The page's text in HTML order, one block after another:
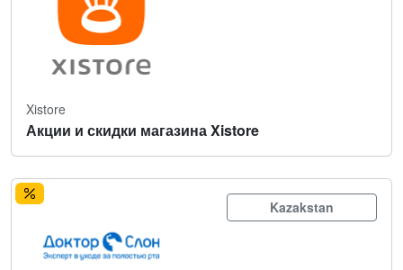
Xistore
Акции и скидки магазина Xistore
Kazakstan